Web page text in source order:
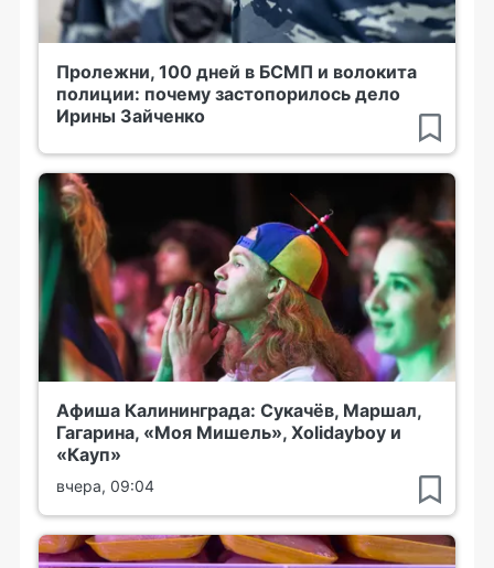
Пролежни, 100 дней в БСМП и волокита
полиции: почему застопорилось дело
Ирины Зайченко
Афиша Калининграда: Сукачёв, Маршал,
Гагарина, «Моя Мишель», Xolidayboy и
«Кауп»
вчера, 09:04